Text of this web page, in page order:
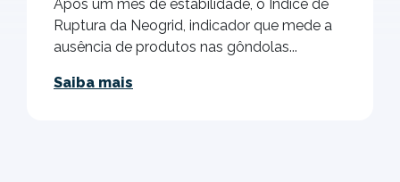
Após um mês de estabilidade, o Índice de
Ruptura da Neogrid, indicador que mede a
ausência de produtos nas gôndolas...
Saiba mais